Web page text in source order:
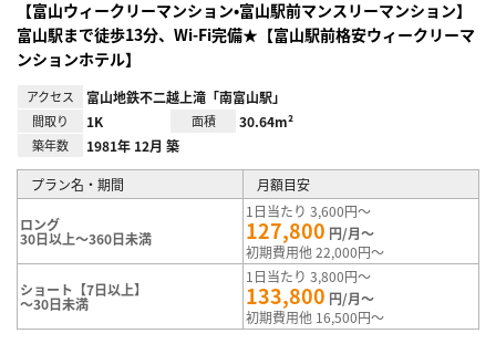
【富山ウィークリーマンション•富山駅前マンスリーマンション】
富山駅まで徒歩13分、Wi-Fi完備★【富山駅前格安ウィークリーマ
ンションホテル】
アクセス 富山地鉄不二越上滝「南富山駅」
間取り 1K 面積 30.64m²
築年数 1981年 12月 築
プラン名・期間 月額目安
ロング
30日以上～360日未満
1日当たり 3,600円～
127,800 円/月～
初期費用他 22,000円～
ショート【7日以上】
～30日未満
1日当たり 3,800円～
133,800 円/月～
初期費用他 16,500円～